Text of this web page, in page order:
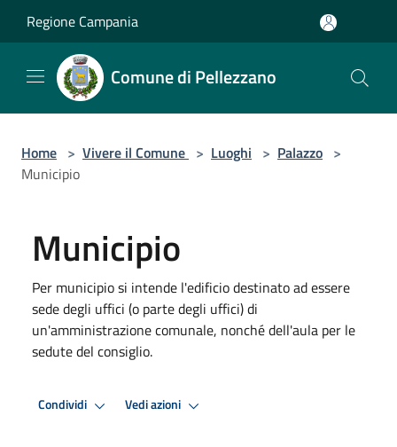
Regione Campania
Comune di Pellezzano
Home > Vivere il Comune > Luoghi > Palazzo >
Municipio
Municipio
Per municipio si intende l'edificio destinato ad essere
sede degli uffici (o parte degli uffici) di
un'amministrazione comunale, nonché dell'aula per le
sedute del consiglio.
Condividi Vedi azioni